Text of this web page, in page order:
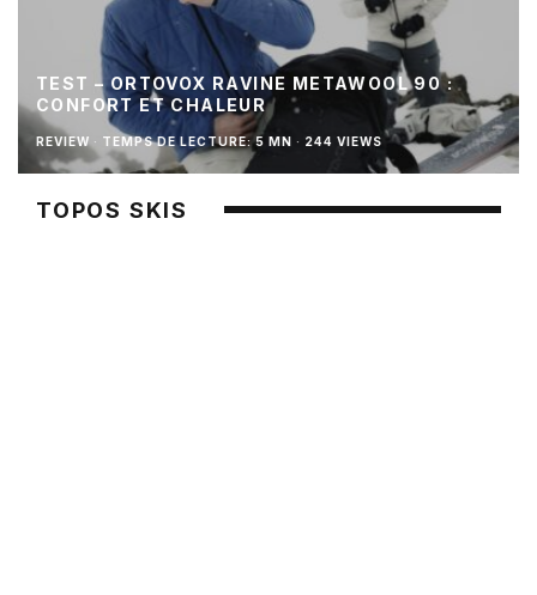
TEST – ORTOVOX RAVINE METAWOOL 90 :
CONFORT ET CHALEUR
REVIEW · TEMPS DE LECTURE: 5 MN · 244 VIEWS
TOPOS SKIS